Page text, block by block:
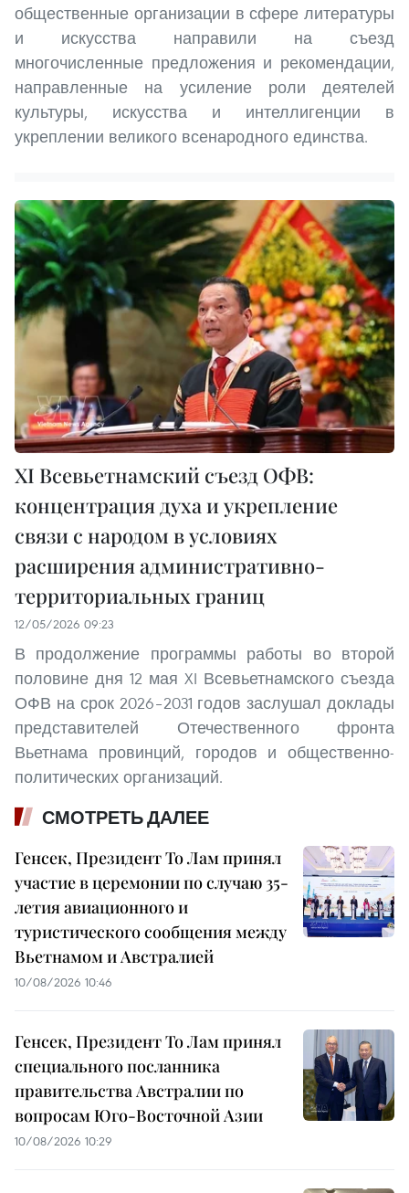
общественные организации в сфере литературы
и искусства направили на съезд
многочисленные предложения и рекомендации,
направленные на усиление роли деятелей
культуры, искусства и интеллигенции в
укреплении великого всенародного единства.
XI Всевьетнамский съезд ОФВ:
концентрация духа и укрепление
связи с народом в условиях
расширения административно-
территориальных границ
12/05/2026 09:23
В продолжение программы работы во второй
половине дня 12 мая XI Всевьетнамского съезда
ОФВ на срок 2026–2031 годов заслушал доклады
представителей Отечественного фронта
Вьетнама провинций, городов и общественно-
политических организаций.
СМОТРЕТЬ ДАЛЕЕ
Генсек, Президент То Лам принял
участие в церемонии по случаю 35-
летия авиационного и
туристического сообщения между
Вьетнамом и Австралией
10/08/2026 10:46
Генсек, Президент То Лам принял
специального посланника
правительства Австралии по
вопросам Юго-Восточной Азии
10/08/2026 10:29